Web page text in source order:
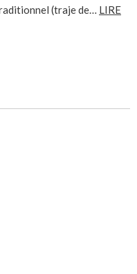
(traje de… LIRE